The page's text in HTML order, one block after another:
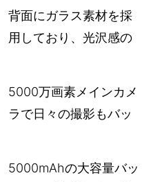
背面にガラス素材を採
用しており、光沢感の
5000万画素メインカメ
ラで日々の撮影もバッ
5000mAhの大容量バッ